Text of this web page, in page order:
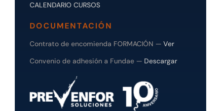
CALENDARIO CURSOS
DOCUMENTACIÓN
Contrato de encomienda FORMACIÓN — Ver
Convenio de adhesión a Fundae — Descargar